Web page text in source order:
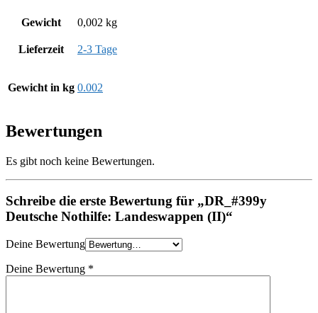
Gewicht 0,002 kg
Lieferzeit 2-3 Tage
Gewicht in kg 0.002
Bewertungen
Es gibt noch keine Bewertungen.
Schreibe die erste Bewertung für „DR_#399y
Deutsche Nothilfe: Landeswappen (II)“
Deine Bewertung
Deine Bewertung *